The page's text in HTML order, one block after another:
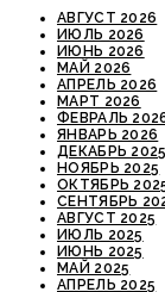
АВГУСТ 2026
ИЮЛЬ 2026
ИЮНЬ 2026
МАЙ 2026
АПРЕЛЬ 2026
МАРТ 2026
ФЕВРАЛЬ
ЯНВАРЬ 2026
ДЕКАБРЬ 2025
НОЯБРЬ 2025
ОКТЯБРЬ
СЕНТЯБРЬ
АВГУСТ 2025
ИЮЛЬ 2025
ИЮНЬ 2025
МАЙ 2025
АПРЕЛЬ 2025